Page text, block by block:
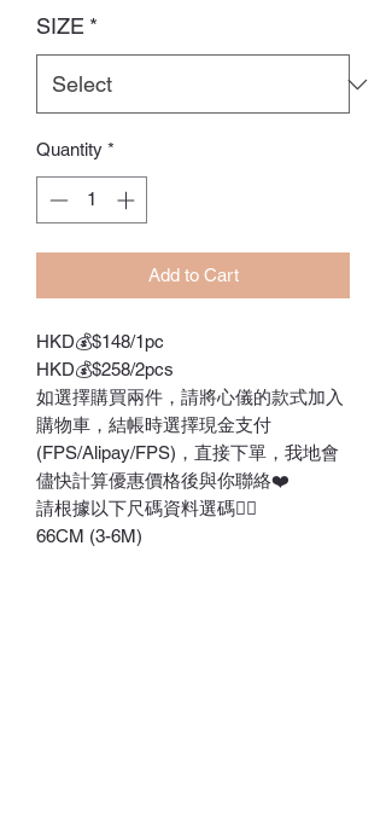
SIZE *
Quantity *
Add to Cart
HKD💰$148/1pc
HKD💰$258/2pcs
如選擇購買兩件，請將心儀的款式加入
購物車，結帳時選擇現金支付
(FPS/Alipay/FPS)，直接下單，我地會
儘快計算優惠價格後與你聯絡❤️
請根據以下尺碼資料選碼👇🏻
66CM (3-6M)